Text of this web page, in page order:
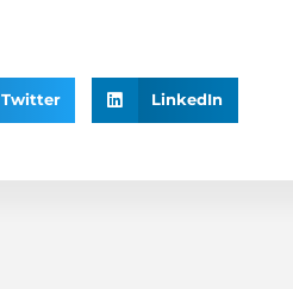
Twitter LinkedIn